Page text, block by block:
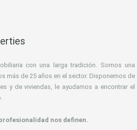
con una larga tradición. Somos una
más de 25 años en el sector. Disponemos de
y de viviendas, le ayudamos a encontrar el
nos definen.